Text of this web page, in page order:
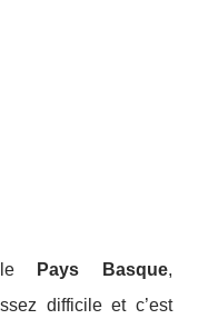
le Pays Basque,
difficile et c’est